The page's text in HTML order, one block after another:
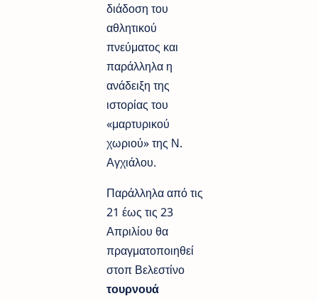
διάδοση του
αθλητικού
πνεύματος και
παράλληλα η
ανάδειξη της
ιστορίας του
«μαρτυρικού
χωριού» της Ν.
Αγχιάλου.
Παράλληλα από τις
21 έως τις 23
Απριλίου θα
πραγματοποιηθεί
στοπ Βελεστίνο
τουρνουά